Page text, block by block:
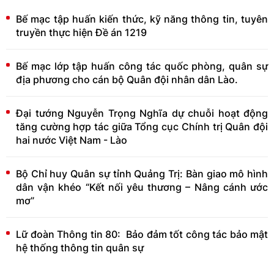
Bế mạc tập huấn kiến thức, kỹ năng thông tin, tuyên
truyền thực hiện Đề án 1219
Bế mạc lớp tập huấn công tác quốc phòng, quân sự
địa phương cho cán bộ Quân đội nhân dân Lào.
Đại tướng Nguyễn Trọng Nghĩa dự chuỗi hoạt động
tăng cường hợp tác giữa Tổng cục Chính trị Quân đội
hai nước Việt Nam - Lào
Bộ Chỉ huy Quân sự tỉnh Quảng Trị: Bàn giao mô hình
dân vận khéo “Kết nối yêu thương – Nâng cánh ước
mơ”
Lữ đoàn Thông tin 80: Bảo đảm tốt công tác bảo mật
hệ thống thông tin quân sự